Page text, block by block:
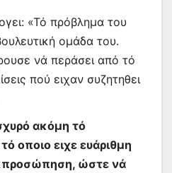
«Τό πρόβλημα του
ομάδα του.
νά περάσει από τό
πού ειχαν συζητηθει
ακόμη τό
οποιο ειχε ευάριθμη
ώστε νά